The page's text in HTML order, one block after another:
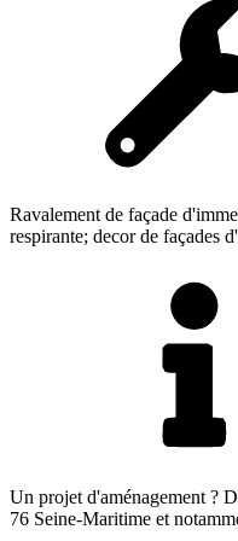
Ravalement de façade
respirante; decor de façades
Un projet d'aménagement ?
76 Seine-Maritime et